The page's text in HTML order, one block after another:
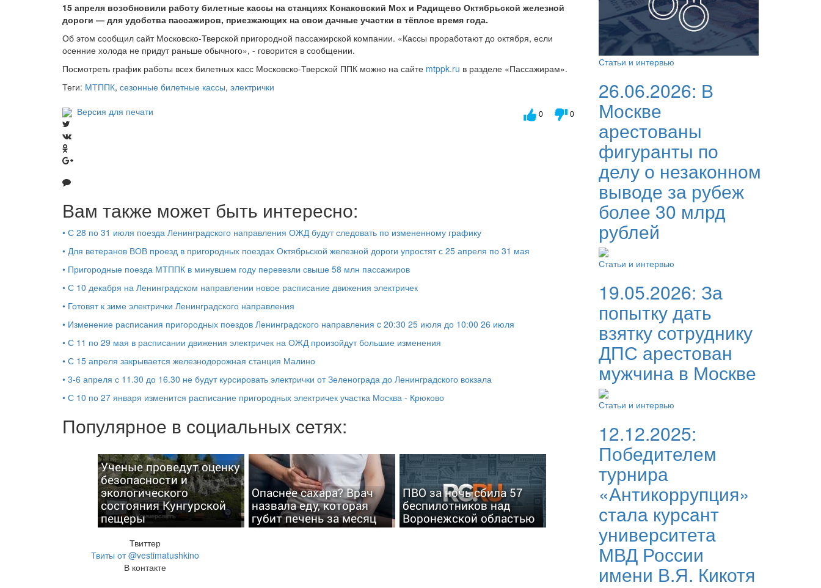
15 апреля возобновили работу билетные кассы на станциях Конаковский Мох и Радищево Октябрьской железной
дороги — для удобства пассажиров, приезжающих на свои дачные участки в тёплое время года.
Об этом сообщил сайт Московско-Тверской пригородной пассажирской компании. «Кассы проработают до октября, если
осенние холода не придут раньше обычного», - говорится в сообщении.
Посмотреть график работы всех билетных касс Московско-Тверской ППК можно на сайте mtppk.ru в разделе «Пассажирам».
Теги: МТППК, сезонные билетные кассы, электрички
Версия для печати
0 0
Вам также может быть интересно:
• С 28 по 31 июля поезда Ленинградского направления ОЖД будут следовать по измененному графику
• Для ветеранов ВОВ проезд в пригородных поездах Октябрьской железной дороги упростят с 25 апреля по 31 мая
• Пригородные поезда МТППК в минувшем году перевезли свыше 58 млн пассажиров
• С 10 декабря на Ленинградском направлении новое расписание движения электричек
• Готовят к зиме электрички Ленинградского направления
• Изменение расписания пригородных поездов Ленинградского направления c 20:30 25 июля до 10:00 26 июля
• С 11 по 29 мая в расписании движения электричек на ОЖД произойдут большие изменения
• С 15 апреля закрывается железнодорожная станция Малино
• 3-6 апреля с 11.30 до 16.30 не будут курсировать электрички от Зеленограда до Ленинградского вокзала
• С 10 по 27 января изменится расписание пригородных электричек участка Москва - Крюково
Популярное в социальных сетях:
Ученые проведут оценку
безопасности и
экологического
состояния Кунгурской
пещеры
Опаснее сахара? Врач
назвала еду, которая
губит печень за месяц
ПВО за ночь сбила 57
беспилотников над
Воронежской областью
Твиттер
Твиты от @vestimatushkino
В контакте
Статьи и интервью
26.06.2026: В
Москве
арестованы
фигуранты по
делу о незаконном
выводе за рубеж
более 30 млрд
рублей
Статьи и интервью
19.05.2026: За
попытку дать
взятку сотруднику
ДПС арестован
мужчина в Москве
Статьи и интервью
12.12.2025:
Победителем
турнира
«Антикоррупция»
стала курсант
университета
МВД России
имени В.Я. Кикотя